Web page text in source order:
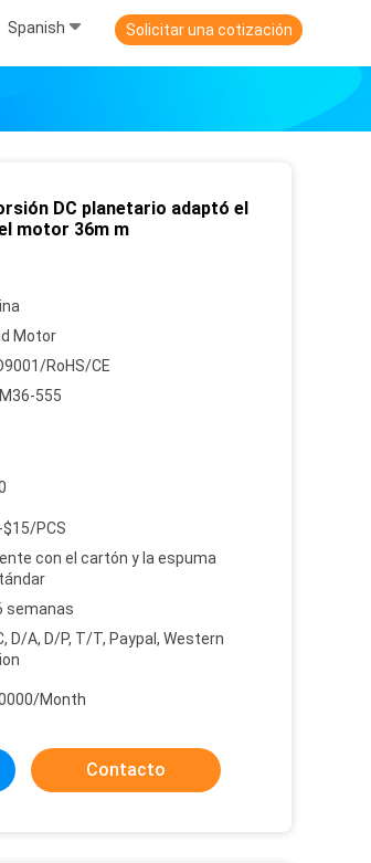
Spanish Solicitar una cotización
DC planetario adaptó el
motor 36m m
Motor
RoHS/CE
555
PCS
con el cartón y la espuma
semanas
D/A, D/P, T/T, Paypal, Western
Month
Contacto